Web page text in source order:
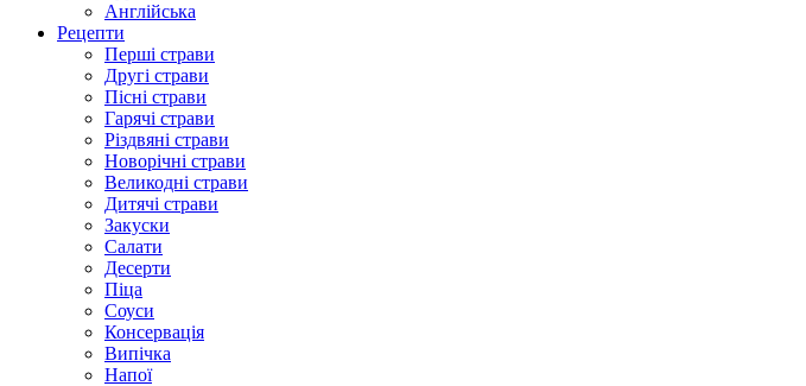
Англійська
Рецепти
Перші страви
Другі страви
Пісні страви
Гарячі страви
Різдвяні страви
Новорічні страви
Великодні страви
Дитячі страви
Закуски
Салати
Десерти
Піца
Соуси
Консервація
Випічка
Напої